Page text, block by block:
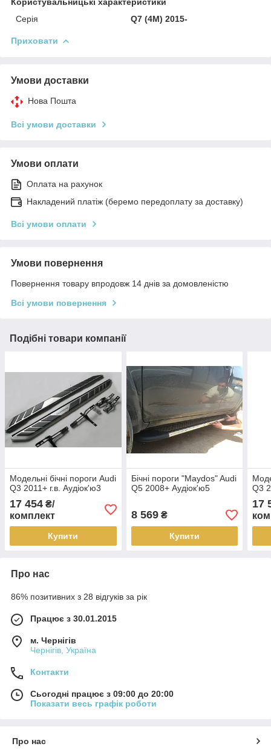
Серія
Q7 (4M) 2015-
Приховати
Умови доставки
Нова Пошта
Всі умови доставки
Умови оплати
Оплата на рахунок
Накладений платіж (беремо передоплату за доставку)
Всі умови оплати
Умови повернення
Повернення товару впродовж 14 днів за домовленістю
Всі умови повернення
Подібні товари компанії
Модельні бічні пороги Audi
Q3 2011+ г.в. Аудіок'ю3
17 454 ₴/
комплект
Купити
Бічні пороги "Maydos" Audi
Q5 2008+ Аудіок'ю5
8 569₴
Купити
Q3
17
Про нас
86% позитивних з 28 відгуків за рік
Працює з 30.01.2015
м. Чернігів
Чернігів, Україна
Контакти
Сьогодні працює з 09:00 до 20:00
Показати весь графік роботи
Про нас